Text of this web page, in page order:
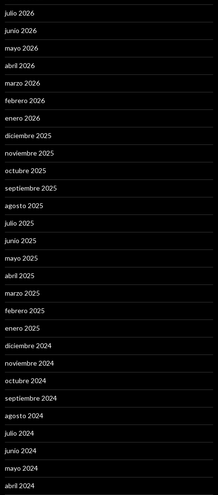
julio 2026
junio 2026
mayo 2026
abril 2026
marzo 2026
febrero 2026
enero 2026
diciembre 2025
noviembre 2025
octubre 2025
septiembre 2025
agosto 2025
julio 2025
junio 2025
mayo 2025
abril 2025
marzo 2025
febrero 2025
enero 2025
diciembre 2024
noviembre 2024
octubre 2024
septiembre 2024
agosto 2024
julio 2024
junio 2024
mayo 2024
abril 2024